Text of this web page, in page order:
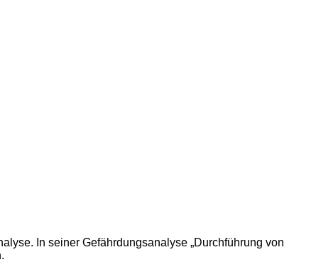
In seiner Gefährdungsanalyse „Durchführung von